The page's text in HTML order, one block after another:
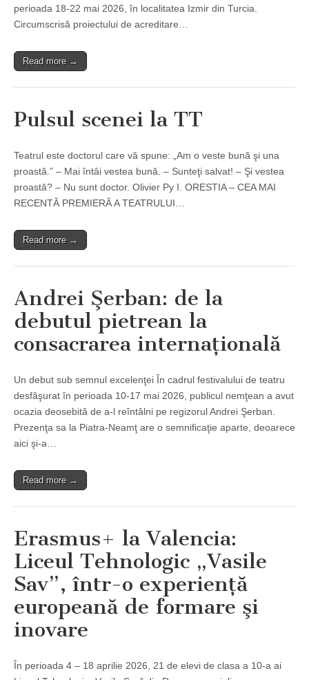
perioada 18-22 mai 2026, în localitatea Izmir din Turcia.
Circumscrisă proiectului de acreditare…
Read more →
Pulsul scenei la TT
Teatrul este doctorul care vă spune: „Am o veste bună şi una
proastă.” – Mai întâi vestea bună. – Sunteţi salvat! – Şi vestea
proastă? – Nu sunt doctor. Olivier Py I. ORESTIA – CEA MAI
RECENTĂ PREMIERĂ A TEATRULUI…
Read more →
Andrei Şerban: de la
debutul pietrean la
consacrarea internaţională
Un debut sub semnul excelenţei În cadrul festivalului de teatru
desfăşurat în perioada 10-17 mai 2026, publicul nemţean a avut
ocazia deosebită de a-l reîntâlni pe regizorul Andrei Şerban.
Prezenţa sa la Piatra-Neamţ are o semnificaţie aparte, deoarece
aici şi-a…
Read more →
Erasmus+ la Valencia:
Liceul Tehnologic „Vasile
Sav”, într-o experienţă
europeană de formare şi
inovare
În perioada 4 – 18 aprilie 2026, 21 de elevi de clasa a 10-a ai